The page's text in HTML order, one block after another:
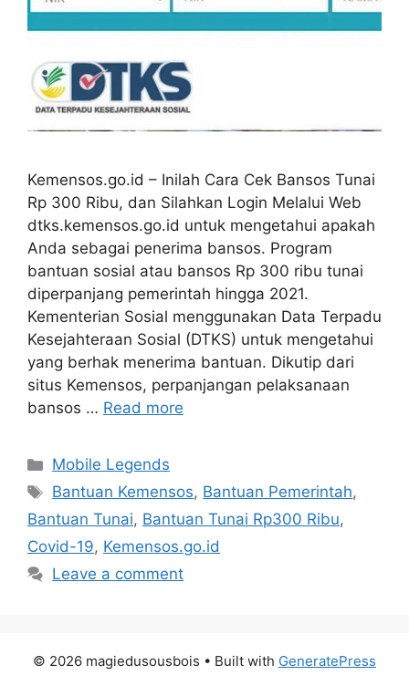
Kemensos.go.id – Inilah Cara Cek Bansos Tunai
Rp 300 Ribu, dan Silahkan Login Melalui Web
dtks.kemensos.go.id untuk mengetahui apakah
Anda sebagai penerima bansos. Program
bantuan sosial atau bansos Rp 300 ribu tunai
diperpanjang pemerintah hingga 2021.
Kementerian Sosial menggunakan Data Terpadu
Kesejahteraan Sosial (DTKS) untuk mengetahui
yang berhak menerima bantuan. Dikutip dari
situs Kemensos, perpanjangan pelaksanaan
bansos … Read more
Categories
Mobile Legends
Tags
Bantuan Kemensos, Bantuan Pemerintah,
Bantuan Tunai, Bantuan Tunai Rp300 Ribu,
Covid-19, Kemensos.go.id
Leave a comment
© 2026 magiedusousbois • Built with GeneratePress